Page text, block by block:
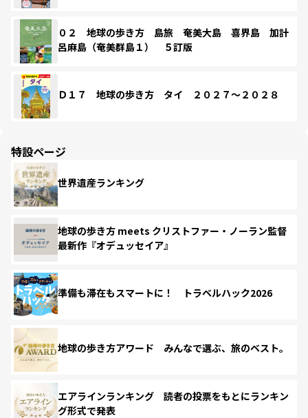
０２ 地球の歩き方 島旅 奄美大島 喜界島 加計
呂麻島（奄美群島１） ５訂版
Ｄ１７ 地球の歩き方 タイ ２０２７～２０２８
特設ページ
世界遺産ランキング
地球の歩き方 meets クリストファー・ノーラン監督
最新作『オデュッセイア』
準備も滞在もスマートに！ トラベルハック2026
地球の歩き方アワード みんなで選ぶ、旅のベスト。
エアラインランキング 読者の投票をもとにランキン
グ形式で発表